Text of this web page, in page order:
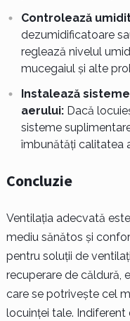
Controlează
dezumidificatoare
reglează nivelul
mucegaiul și alte
Instalează
aerului:Dacă
sisteme
îmbunătăți calitatea
Concluzie
Ventilația adecvată
mediu sănătos și
pentru soluții de
recuperare de căldură,
care se potrivește cel
locuinței tale.